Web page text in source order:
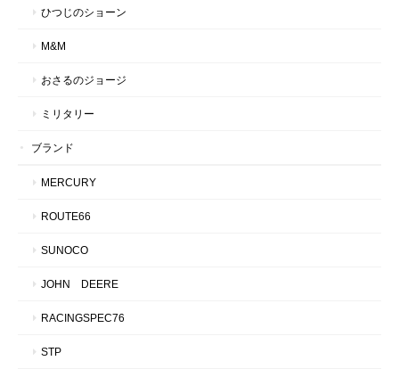
ひつじのショーン
M&M
おさるのジョージ
ミリタリー
ブランド
MERCURY
ROUTE66
SUNOCO
JOHN DEERE
RACINGSPEC76
STP